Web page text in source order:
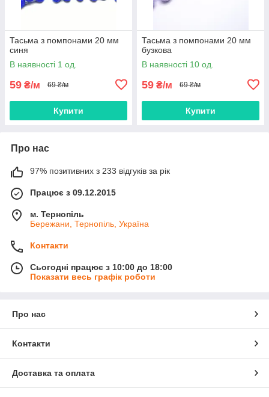
Тасьма з помпонами 20 мм
синя
В наявності 1 од.
59 ₴/м 69 ₴/м
Купити
Тасьма з помпонами 20 мм
бузкова
В наявності 10 од.
59 ₴/м 69 ₴/м
Купити
Про нас
97% позитивних з 233 відгуків за рік
Працює з 09.12.2015
м. Тернопіль
Бережани, Тернопіль, Україна
Контакти
Сьогодні працює з 10:00 до 18:00
Показати весь графік роботи
Про нас
Контакти
Доставка та оплата